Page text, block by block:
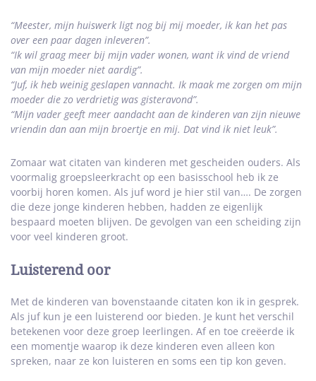
“Meester, mijn huiswerk ligt nog bij mij moeder, ik kan het pas
over een paar dagen inleveren”.
“Ik wil graag meer bij mijn vader wonen, want ik vind de vriend
van mijn moeder niet aardig”.
“Juf, ik heb weinig geslapen vannacht. Ik maak me zorgen om mijn
moeder die zo verdrietig was gisteravond”.
“Mijn vader geeft meer aandacht aan de kinderen van zijn nieuwe
vriendin dan aan mijn broertje en mij. Dat vind ik niet leuk”.
Zomaar wat citaten van kinderen met gescheiden ouders. Als
voormalig groepsleerkracht op een basisschool heb ik ze
voorbij horen komen. Als juf word je hier stil van…. De zorgen
die deze jonge kinderen hebben, hadden ze eigenlijk
bespaard moeten blijven. De gevolgen van een scheiding zijn
voor veel kinderen groot.
Luisterend oor
Met de kinderen van bovenstaande citaten kon ik in gesprek.
Als juf kun je een luisterend oor bieden. Je kunt het verschil
betekenen voor deze groep leerlingen. Af en toe creëerde ik
een momentje waarop ik deze kinderen even alleen kon
spreken, naar ze kon luisteren en soms een tip kon geven.